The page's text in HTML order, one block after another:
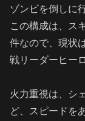
ゾンビを倒しに
この構成は、ス
件なので、現状
戦リーダーヒー
火力重視は、シ
ど、スピードを